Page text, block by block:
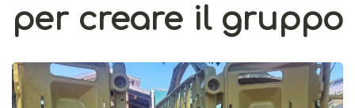
per creare il gruppo